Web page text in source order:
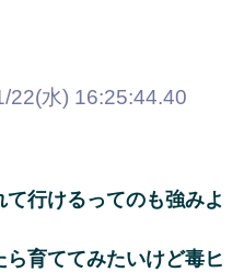
22(水) 16:25:44.40
行けるってのも強みよ
育ててみたいけど毒ヒ